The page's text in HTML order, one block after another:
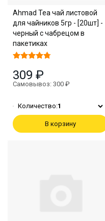
Ahmad Tea чай листовой
для чайников 5гр - [20шт] -
черный с чабрецом в
пакетиках
309 ₽
Самовывоз: 300 ₽
Количество:1
В корзину